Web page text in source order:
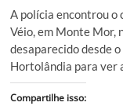
A polícia encontrou o
Véio, em Monte Mor,
desaparecido desde
Hortolândia para ver
Compartilhe isso: